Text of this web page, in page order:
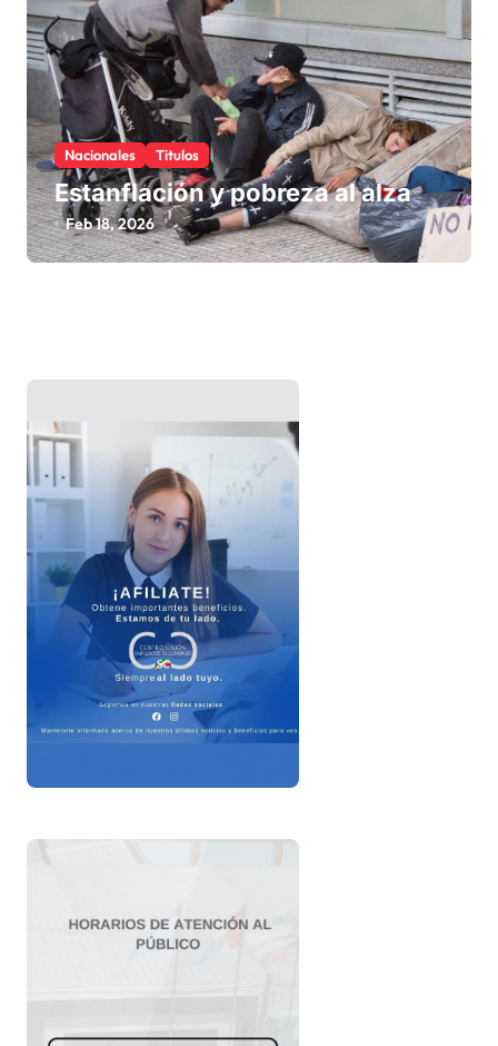
Nacionales Titulos
Estanflación y pobreza al alza
Feb 18, 2026